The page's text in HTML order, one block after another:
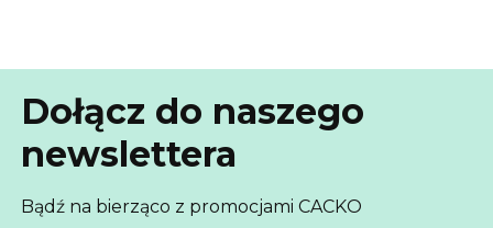
Dołącz do naszego
newslettera
Bądź na bierząco z promocjami CACKO